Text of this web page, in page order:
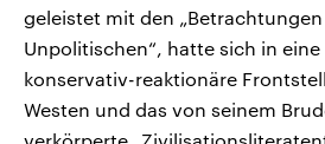
geleistet mit den „Betrachtungen
Unpolitischen“, hatte sich in eine
konservativ-reaktionäre
Westen und das von seinem